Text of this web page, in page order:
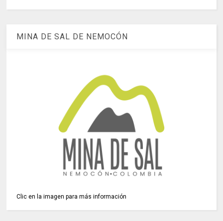
MINA DE SAL DE NEMOCÓN
Clic en la imagen para más información